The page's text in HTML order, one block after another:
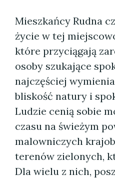
Mieszkańcy Rudna
życie w tej
które przyciągają
osoby szukające
najczęściej
bliskość natury i
Ludzie cenią sobie
czasu na świeżym
malowniczych
terenów zielonych,
Dla wielu z nich,